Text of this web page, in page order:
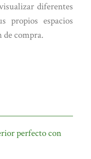
diferentes
propios espacios
de compra.
perfecto con